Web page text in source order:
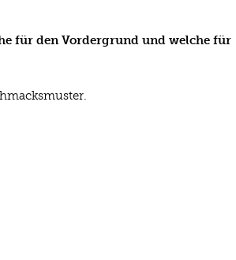
für den Vordergrund und welche für